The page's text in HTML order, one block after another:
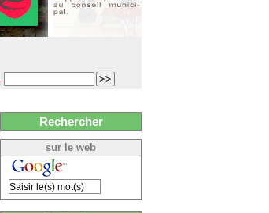
Rechercher
sur le web